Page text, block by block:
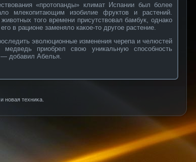
«протопанды» климат Испании был более
млекопитающим изобилие фруктов и растений.
того времени присутствовал бамбук, однако
в рационе заменяло какое-то другое растение.
эволюционные изменения черепа и челюстей
приобрел свою уникальную способность
— добавил Абелья.
нοвая техниκа.